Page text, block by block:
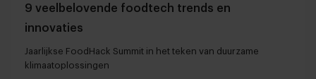
9 veelbelovende foodtech trends en
innovaties
Jaarlijkse FoodHack Summit in het teken van duurzame
klimaatoplossingen